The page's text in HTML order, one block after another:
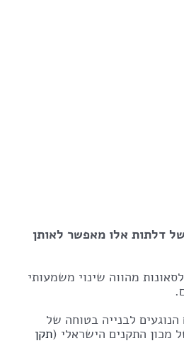
דלתות אלו מאפשר לאותן
מהווה שינוי משמעותי
לבנייה בטוחה של
תקן